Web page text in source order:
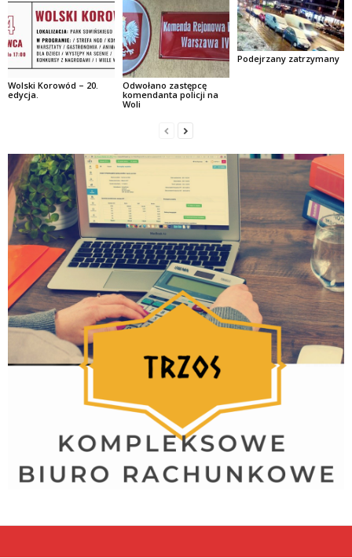
Wolski Korowód – 20.
edycja.
Odwołano zastępcę
komendanta policji na
Woli
Podejrzany zatrzymany